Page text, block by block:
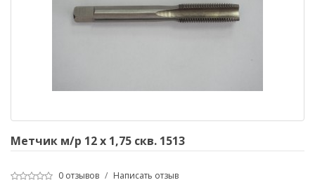
Метчик м/р 12 х 1,75 скв. 1513
0 отзывов / Написать отзыв